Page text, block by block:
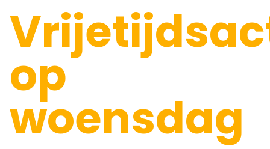
op
woensdag